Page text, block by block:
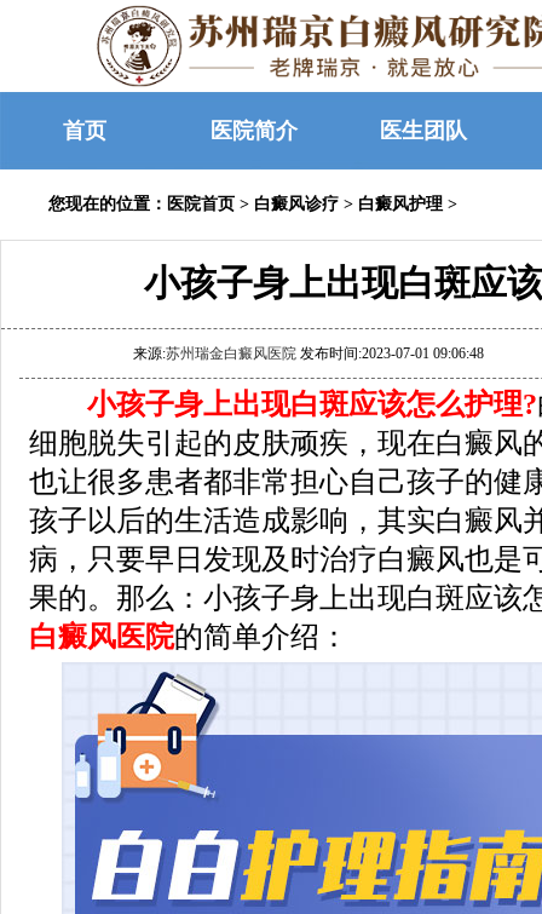
首页 医院简介 医生团队
您现在的位置： 医院首页 > 白癜风诊疗 > 白癜风护理 >
小孩子身上出现白斑应
来源:苏州瑞金白癜风医院 发布时间:2023-07-01 09:06:48
小孩子身上出现白斑应该怎么护理?
细胞脱失引起的皮肤顽疾，现在白癜风
也让很多患者都非常担心自己孩子的健
孩子以后的生活造成影响，其实白癜风
病，只要早日发现及时治疗白癜风也是
果的。那么：小孩子身上出现白斑应该
白癜风医院的简单介绍：